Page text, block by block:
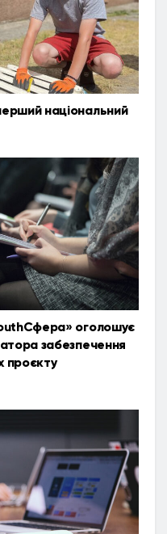
національний
оголошує
забезпечення
проєкту